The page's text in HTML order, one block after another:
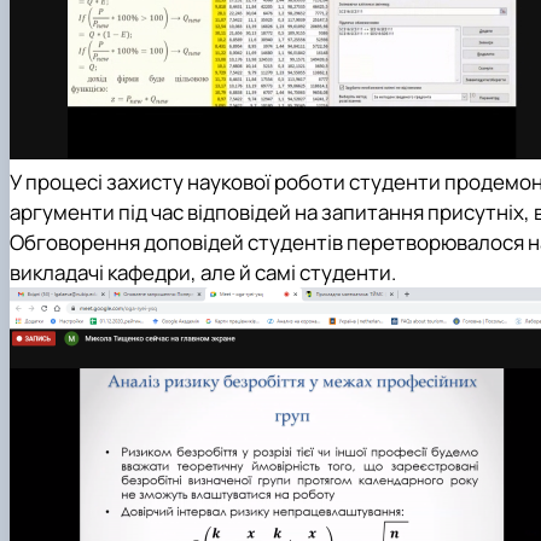
У процесі захисту наукової роботи студенти
аргументи під час відповідей на запитання
Обговорення доповідей студентів перетворювалося
викладачі кафедри, але й самі студенти.